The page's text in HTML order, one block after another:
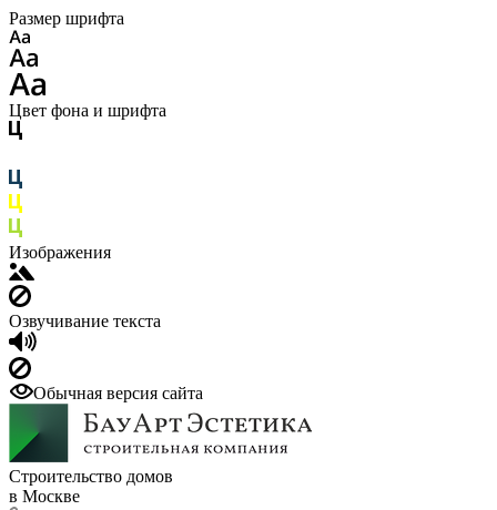
Размер шрифта
Цвет фона и шрифта
Изображения
Озвучивание текста
Обычная версия сайта
Строительство домов
в Москве